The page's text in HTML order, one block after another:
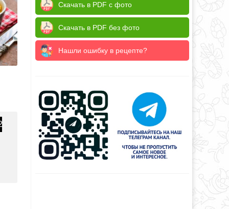
Скачать в PDF с фото
Скачать в PDF без фото
Нашли ошибку в рецепте?